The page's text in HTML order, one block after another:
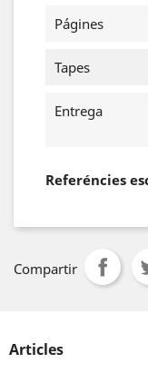
Págines
Tapes
Entrega
Referéncies
Compartir
Articles